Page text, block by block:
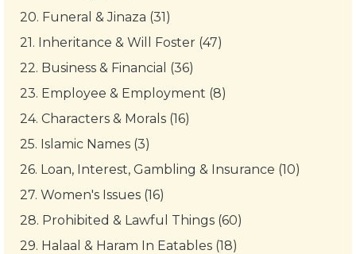
20. Funeral & Jinaza (31)
21. Inheritance & Will Foster (47)
22. Business & Financial (36)
23. Employee & Employment (8)
24. Characters & Morals (16)
25. Islamic Names (3)
26. Loan, Interest, Gambling & Insurance (10)
27. Women's Issues (16)
28. Prohibited & Lawful Things (60)
29. Halaal & Haram In Eatables (18)